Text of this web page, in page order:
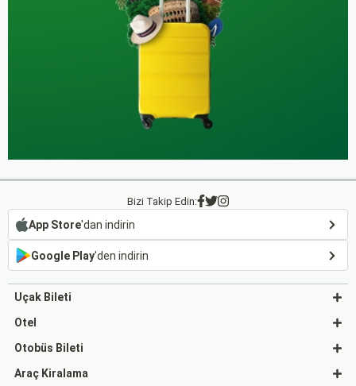
Bizi Takip Edin:
App Store'dan indirin
Google Play'den indirin
Uçak Bileti
Otel
Otobüs Bileti
Araç Kiralama